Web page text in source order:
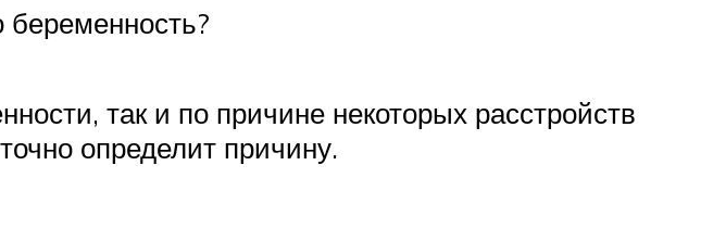
так и по причине некоторых расстройств
определит причину.